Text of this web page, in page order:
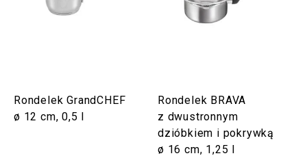
Rondelek GrandCHEF
ø 12 cm, 0,5 l
Rondelek BRAVA
z dwustronnym
dzióbkiem i pokrywką
ø 16 cm, 1,25 l